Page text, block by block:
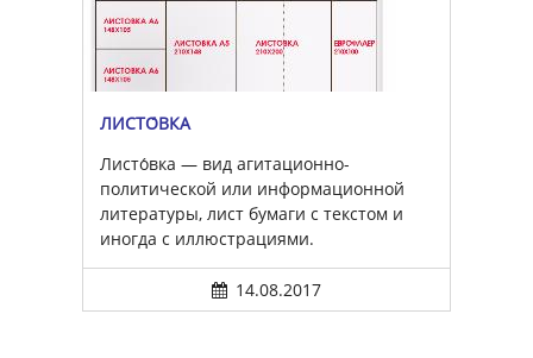
ЛИСТО́ВКА
Листо́вка — вид агитационно-
политической или информационной
литературы, лист бумаги с текстом и
иногда с иллюстрациями.
14.08.2017